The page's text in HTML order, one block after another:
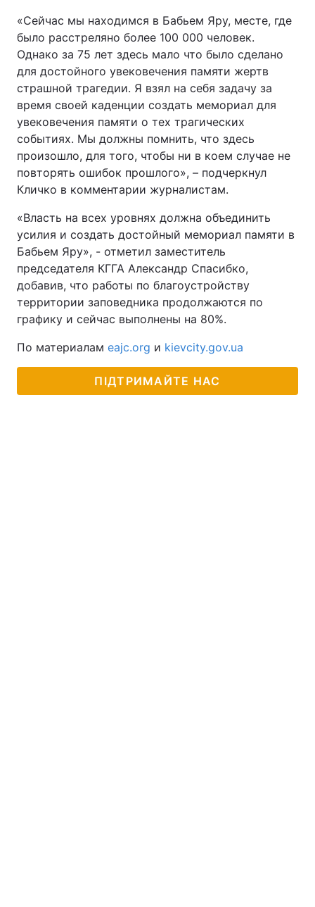
«Сейчас мы находимся в Бабьем Яру, месте, где
было расстреляно более 100 000 человек.
Однако за 75 лет здесь мало что было сделано
для достойного увековечения памяти жертв
страшной трагедии. Я взял на себя задачу за
время своей каденции создать мемориал для
увековечения памяти о тех трагических
событиях. Мы должны помнить, что здесь
произошло, для того, чтобы ни в коем случае не
повторять ошибок прошлого», – подчеркнул
Кличко в комментарии журналистам.
«Власть на всех уровнях должна объединить
усилия и создать достойный мемориал памяти в
Бабьем Яру», - отметил заместитель
председателя КГГА Александр Спасибко,
добавив, что работы по благоустройству
территории заповедника продолжаются по
графику и сейчас выполнены на 80%.
По материалам eajc.org и kievcity.gov.ua
ПІДТРИМАЙТЕ НАС